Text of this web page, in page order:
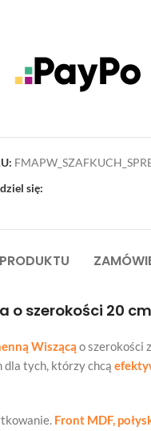
się:
szerokości 20
Wiszącą o szerokości
dla tych, którzy chcą
Front MDF,